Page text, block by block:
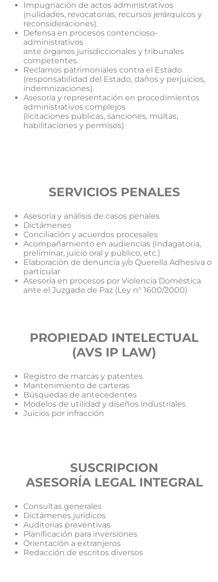
Impugnación de actos administrativos
(nulidades, revocatorias, recursos jerárquicos y
reconsideraciones).
Defensa en procesos contencioso-
administrativos
ante órganos jurisdiccionales y tribunales
competentes.
Reclamos patrimoniales contra el Estado
(responsabilidad del Estado, daños y perjuicios,
indemnizaciones).
Asesoría y representación en procedimientos
administrativos complejos
(licitaciones públicas, sanciones, multas,
habilitaciones y permisos)
SERVICIOS PENALES
Asesoría y análisis de casos penales
Dictámenes
Conciliación y acuerdos procesales
Acompañamiento en audiencias (Indagatoria,
preliminar, juicio oral y público, etc.)
Elaboración de denuncia y/o Querella Adhesiva o
particular
Asesoría en procesos por Violencia Doméstica
ante el Juzgado de Paz (Ley n° 1600/2000)
PROPIEDAD INTELECTUAL
(AVS IP LAW)
Registro de marcas y patentes
Mantenimiento de carteras
Búsquedas de antecedentes
Modelos de utilidad y diseños industriales
Juicios por infracción
SUSCRIPCION
ASESORÍA LEGAL INTEGRAL
Consultas generales
Dictámenes jurídicos
Auditorías preventivas
Planificación para inversiones
Orientación a extranjeros
Redacción de escritos diversos